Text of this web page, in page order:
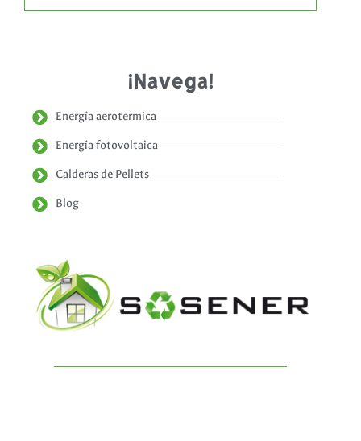
¡Navega!
Energía aerotermica
Energía fotovoltaica
Calderas de Pellets
Blog